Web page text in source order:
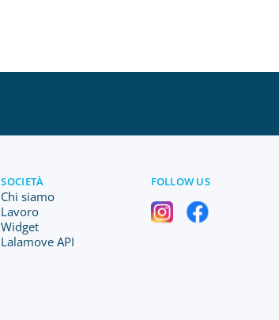
SOCIETÀ
Chi siamo
Lavoro
Widget
Lalamove API
FOLLOW US